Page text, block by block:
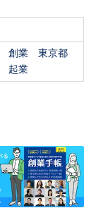
創業
東京都
起業